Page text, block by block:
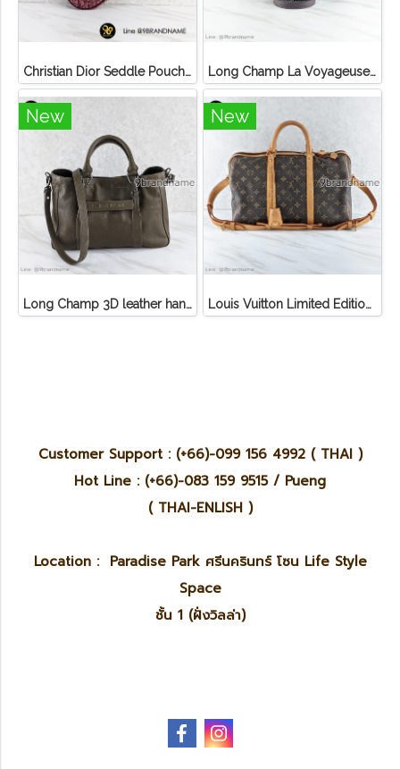
Christian Dior Seddle Pouch Accessory Hand Bag Long Champ La Voyageuse Bag Leather
New
Long Champ 3D leather handbag
New
Louis Vuitton Limited Edition Monogram Canvas Sofia Coppola SC Bag
Customer Support : (+66)-099 156 4992 ( THAI )
Hot Line : (+66)-083 159 9515 / Pueng
( THAI-ENLISH )
Location : Paradise Park ศรีนครินทร์ โซน Life Style
Space
ชั้น 1 (ฝั่งวิลล่า)